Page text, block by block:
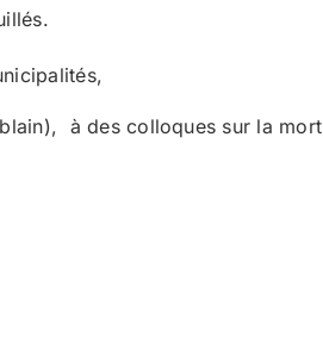
à des colloques sur la mort